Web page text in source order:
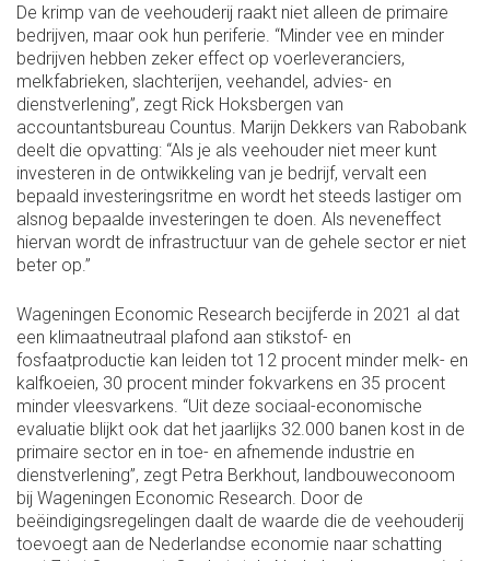
De krimp van de veehouderij raakt niet alleen de primaire
bedrijven, maar ook hun periferie. “Minder vee en minder
bedrijven hebben zeker effect op voerleveranciers,
melkfabrieken, slachterijen, veehandel, advies- en
dienstverlening”, zegt Rick Hoksbergen van
accountantsbureau Countus. Marijn Dekkers van Rabobank
deelt die opvatting: “Als je als veehouder niet meer kunt
investeren in de ontwikkeling van je bedrijf, vervalt een
bepaald investeringsritme en wordt het steeds lastiger om
alsnog bepaalde investeringen te doen. Als neveneffect
hiervan wordt de infrastructuur van de gehele sector er niet
beter op.”
Wageningen Economic Research becijferde in 2021 al dat
een klimaatneutraal plafond aan stikstof- en
fosfaatproductie kan leiden tot 12 procent minder melk- en
kalfkoeien, 30 procent minder fokvarkens en 35 procent
minder vleesvarkens. “Uit deze sociaal-economische
evaluatie blijkt ook dat het jaarlijks 32.000 banen kost in de
primaire sector en in toe- en afnemende industrie en
dienstverlening”, zegt Petra Berkhout, landbouweconoom
bij Wageningen Economic Research. Door de
beëindigingsregelingen daalt de waarde die de veehouderij
toevoegt aan de Nederlandse economie naar schatting